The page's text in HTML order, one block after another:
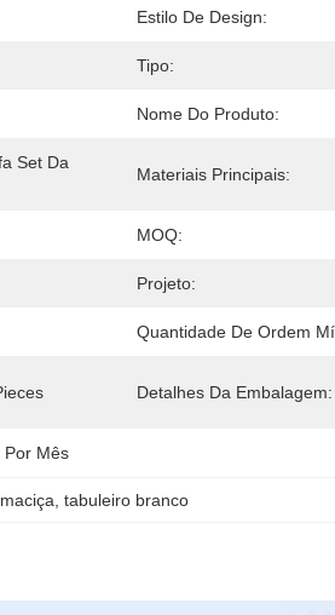
Estilo De Design:
Tipo:
Nome Do Produto:
Set Da
Materiais Principais:
MOQ:
Projeto:
Quantidade De Ordem
Detalhes Da Embalagem:
Por Mês
, tabuleiro branco